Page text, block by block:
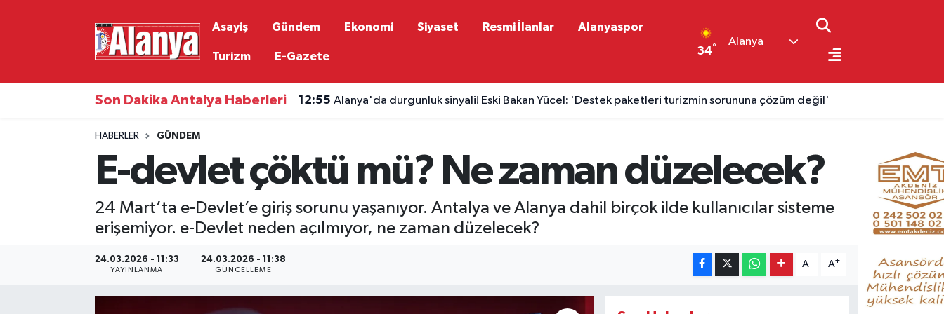
Asayiş Gündem Ekonomi Siyaset Resmi İlanlar Alanyaspor
Turizm E-Gazete 34°
Alanya
Son Dakika Antalya Haberleri 12:55 Alanya'da durgunluk sinyali! Eski Bakan Yücel: 'Destek paketleri turizmin sorununa çözüm değil'
HABERLER GÜNDEM
E-devlet çöktü mü? Ne zaman düzelecek?
24 Mart’ta e-Devlet’e giriş sorunu yaşanıyor. Antalya ve Alanya dahil birçok ilde kullanıcılar sisteme
erişemiyor. e-Devlet neden açılmıyor, ne zaman düzelecek?
24.03.2026 - 11:33
YAYINLANMA
24.03.2026 - 11:38
GÜNCELLEME
A- A+
Alanyaspor
Antalya Nöbetçi Eczaneler
Antalya Trafik Yoğunluk Haritası
Tüm Manşetler
Son Dakika Haberleri